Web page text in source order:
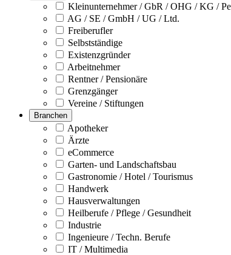
Kleinunternehmer / GbR / OHG / KG /
AG / SE / GmbH / UG / Ltd.
Freiberufler
Selbstständige
Existenzgründer
Arbeitnehmer
Rentner / Pensionäre
Grenzgänger
Vereine / Stiftungen
Branchen
Apotheker
Ärzte
eCommerce
Garten- und Landschaftsbau
Gastronomie / Hotel / Tourismus
Handwerk
Hausverwaltungen
Heilberufe / Pflege / Gesundheit
Industrie
Ingenieure / Techn. Berufe
IT / Multimedia